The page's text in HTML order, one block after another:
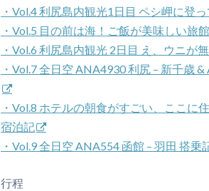
・Vol.4 利尻島内観光1日目 ペシ岬に登
・Vol.5 目の前は海！ご飯が美味しい旅
・Vol.6 利尻島内観光 2日目 え、ウニが
・Vol.7 全日空 ANA4930 利尻 – 新千歳
・Vol.8 ホテルの朝食がすごい、ここに
宿泊記
・Vol.9 全日空 ANA554 函館 – 羽田 搭
行程